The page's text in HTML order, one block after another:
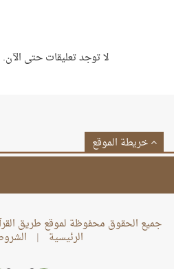
لا توجد تعليقات حتى
خريطة الموقع
جميع الحقوق محفوظة لموقع طريق القرآن 2016-
الرئيسية |